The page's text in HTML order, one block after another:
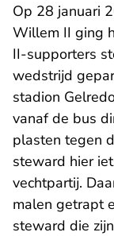
Op 28 januari
Willem II ging
II-supporters
wedstrijd
stadion
vanaf de bus
plasten tegen
steward hier
vechtpartij.
malen getrapt
steward die